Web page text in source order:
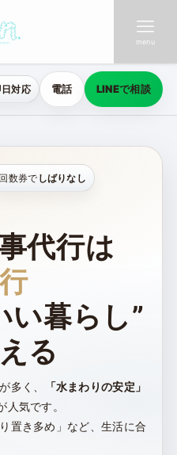
menu
対応 電話 LINEで相談
回数券で しばりなし
代行は
い暮らし”
る
が多く、
「水まわりの安定」
人気です。
置き多め」など、生活に合